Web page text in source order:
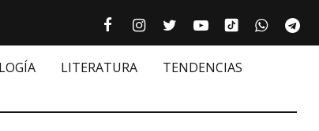
 Facebook culturizando.com |
 Instagram
 Twitter
 Youtube
Tiktok
 
LITERATURA TENDENCIAS